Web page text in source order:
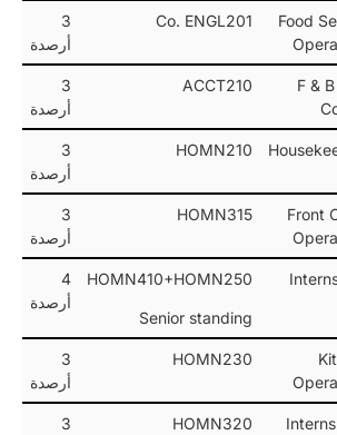
Food
Co. ENGL201
3
أرصدة
F &
ACCT210
3
أرصدة
HOMN210
3
أرصدة
Front
HOMN315
3
أرصدة
HOMN410+HOMN250
Senior standing
4
أرصدة
HOMN230
3
أرصدة
HOMN320
3